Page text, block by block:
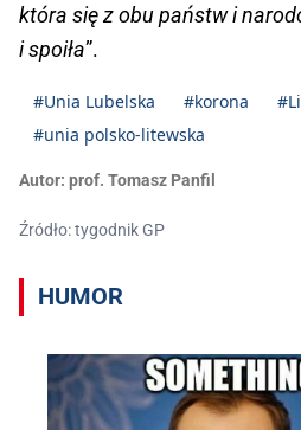
która się z obu państw i
i spoiła”.
#Unia Lubelska #korona
#unia polsko-litewska
Autor: prof. Tomasz Panfil
Źródło: tygodnik GP
HUMOR